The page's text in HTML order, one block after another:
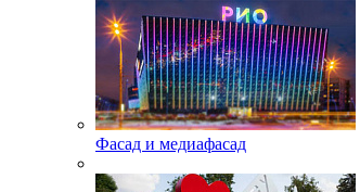
Фасад и медиафасад